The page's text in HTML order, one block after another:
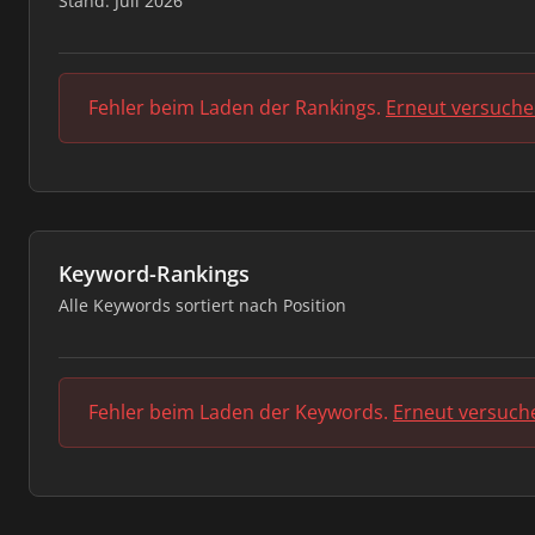
Fehler beim Laden der Rankings. Erneut
Keyword-Rankings
Alle Keywords sortiert nach Position
Fehler beim Laden der Keywords. Erneut